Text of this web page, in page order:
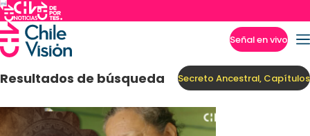
Señal en vivo
Resultados de búsqueda Secreto Ancestral, Capítulos
Imperdibles